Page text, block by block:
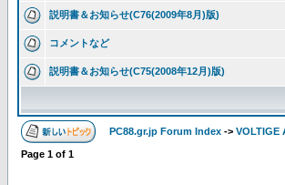
説明書＆お知らせ(C76(2009年8月)版)
コメントなど
説明書＆お知らせ(C75(2008年12月)版)
PC88.gr.jp Forum Index -> VOLTIGE
Page 1 of 1